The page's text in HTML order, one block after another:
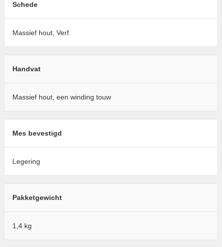
Schede
Massief hout, Verf
Handvat
Massief hout, een winding touw
Mes bevestigd
Legering
Pakketgewicht
1,4 kg